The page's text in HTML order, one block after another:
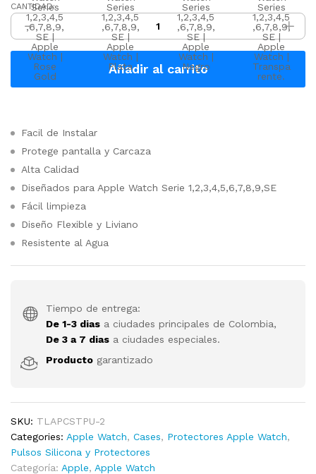
Protectores
Diamond
360+
Para
Apple
Watch
Series
1,2,3,4,5,6,7,8,9,SE
quantity
CANTIDAD:
Añadir al carrito
Facil de Instalar
Protege pantalla y Carcaza
Alta Calidad
Diseñados para Apple Watch Serie 1,2,3,4,5,6,7,8,9,SE
Fácil limpieza
Diseño Flexible y Liviano
Resistente al Agua
Tiempo de entrega:
De 1-3 dias a ciudades principales de Colombia,
De 3 a 7 dias a ciudades especiales.
Producto garantizado
SKU: TLAPCSTPU-2
Categories: Apple Watch, Cases, Protectores Apple Watch,
Pulsos Silicona y Protectores
Categoría: Apple, Apple Watch